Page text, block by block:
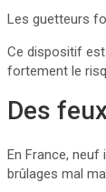
Les guetteurs
Ce dispositif
fortement le
Des
En France,
brûlages mal